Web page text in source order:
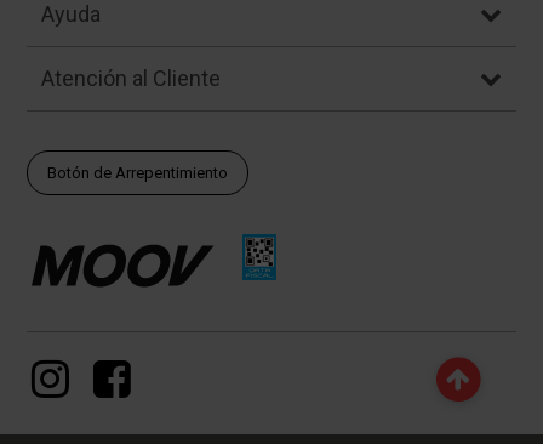
Ayuda
Atención al Cliente
Botón de Arrepentimiento